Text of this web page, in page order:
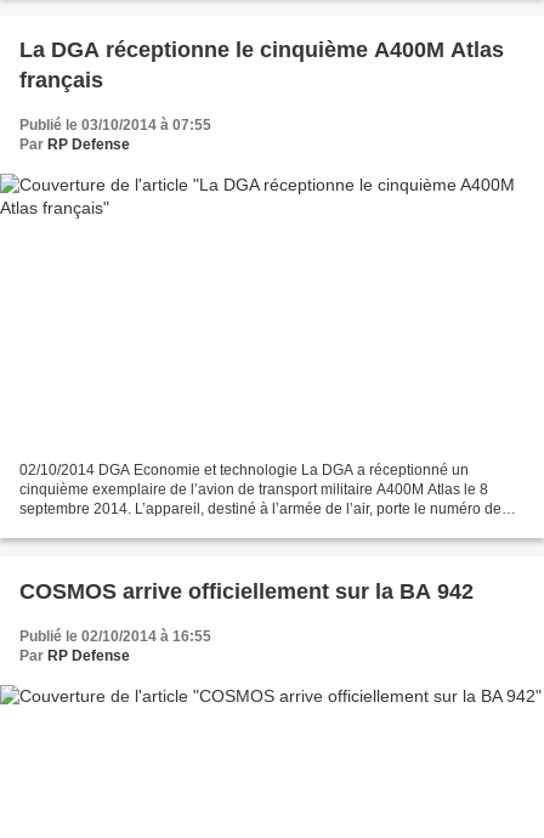
La DGA réceptionne le cinquième A400M Atlas
français
Publié le 03/10/2014 à 07:55
Par RP Defense
02/10/2014 DGA Economie et technologie La DGA a réceptionné un
cinquième exemplaire de l’avion de transport militaire A400M Atlas le 8
septembre 2014. L’appareil, destiné à l’armée de l’air, porte le numéro de
COSMOS arrive officiellement sur la BA 942
Publié le 02/10/2014 à 16:55
Par RP Defense